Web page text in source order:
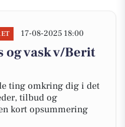
17-08-2025 18:00
og vask v/Berit
ting omkring dig i det
tilbud og
kort opsummering